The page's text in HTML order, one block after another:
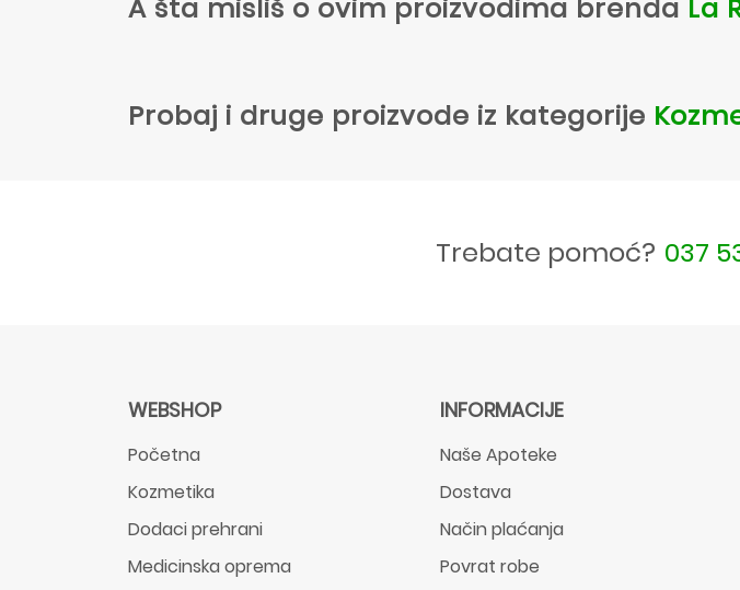
A šta misliš o ovim proizvodima brenda La
Probaj i druge proizvode iz kategorije
Trebate pomoć? 037
WEBSHOP
Početna
Kozmetika
Dodaci prehrani
Medicinska oprema
INFORMACIJE
Naše Apoteke
Dostava
Način plaćanja
Povrat robe